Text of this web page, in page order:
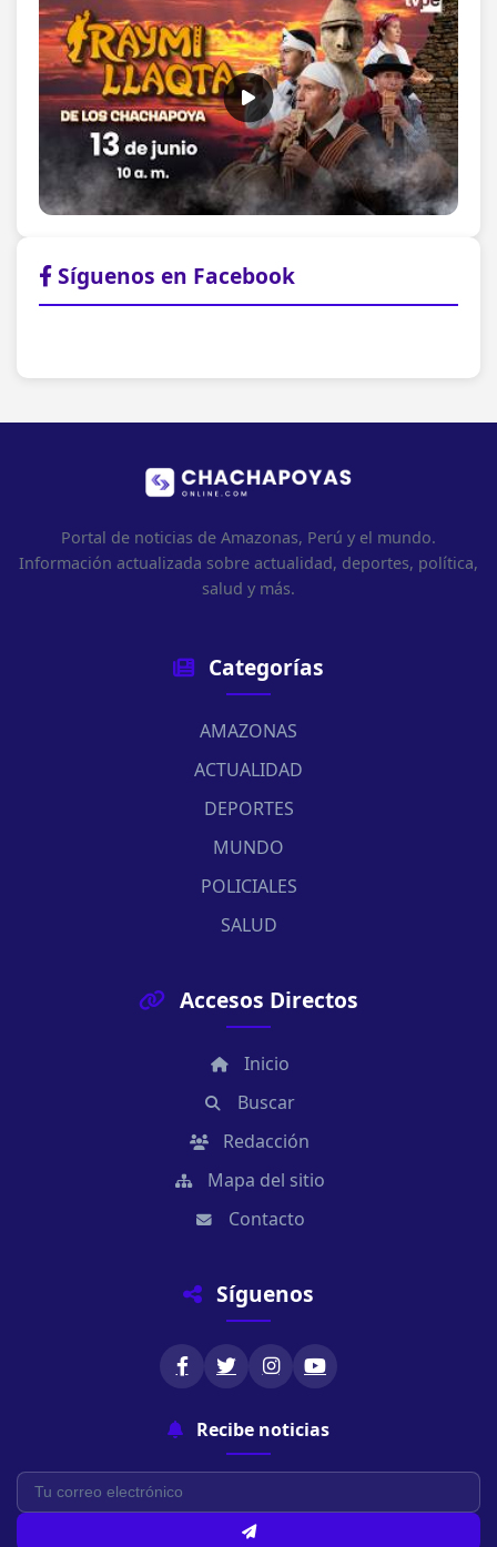
Síguenos en Facebook
Portal de noticias de Amazonas, Perú y el mundo.
Información actualizada sobre actualidad, deportes, política,
salud y más.
Categorías
AMAZONAS
ACTUALIDAD
DEPORTES
MUNDO
POLICIALES
SALUD
Accesos Directos
Inicio
Buscar
Redacción
Mapa del sitio
Contacto
Síguenos
Recibe noticias